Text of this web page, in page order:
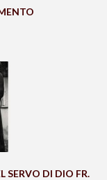
SERVO DI DIO FR.